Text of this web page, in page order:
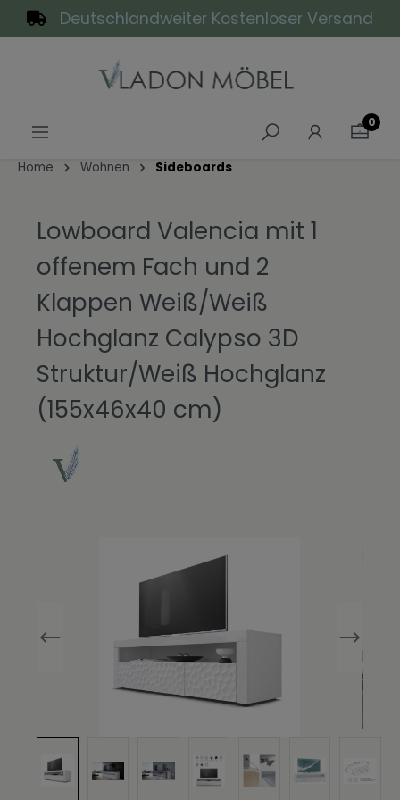
springenDeutschlandweiter Kostenloser Versand
0
Home Wohnen Sideboards
Lowboard Valencia mit 1
offenem Fach und 2
Klappen Weiß/Weiß
Hochglanz Calypso 3D
Struktur/Weiß Hochglanz
(155x46x40 cm)